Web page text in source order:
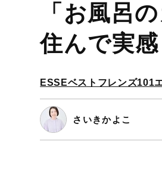
「お風呂
住んで実
ESSEベストフレンズ101
さいきかよこ